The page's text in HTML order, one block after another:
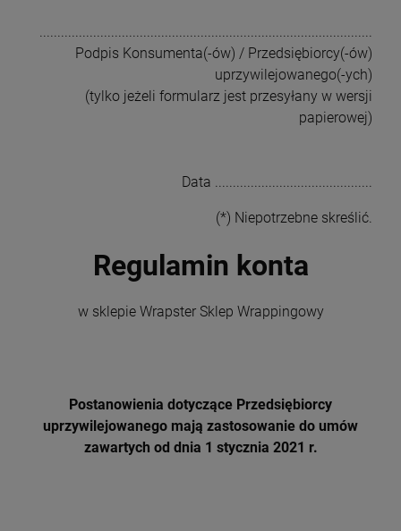
.............................................................................................
Podpis Konsumenta(-ów) / Przedsiębiorcy(-ów)
uprzywilejowanego(-ych)
(tylko jeżeli formularz jest przesyłany w wersji
papierowej)
Data ............................................
(*) Niepotrzebne skreślić.
Regulamin konta
w sklepie Wrapster Sklep Wrappingowy
Postanowienia dotyczące Przedsiębiorcy
uprzywilejowanego mają zastosowanie do umów
zawartych od dnia 1 stycznia 2021 r.